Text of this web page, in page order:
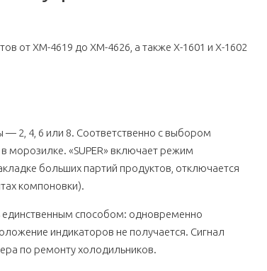
от ХМ-4619 до ХМ-4626, а также Х-1601 и Х-1602
— 2, 4, 6 или 8. Соответственно с выбором
морозилке. «SUPER» включает режим
больших партий продуктов, отключается
компоновки).
единственным способом: одновременно
индикаторов не получается. Сигнал
по ремонту холодильников.